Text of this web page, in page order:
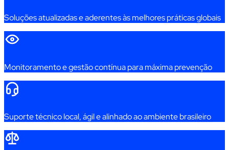
Soluções atualizadas e aderentes às melhores práticas globais
Monitoramento e gestão contínua para máxima prevenção
Suporte técnico local, ágil e alinhado ao ambiente brasileiro